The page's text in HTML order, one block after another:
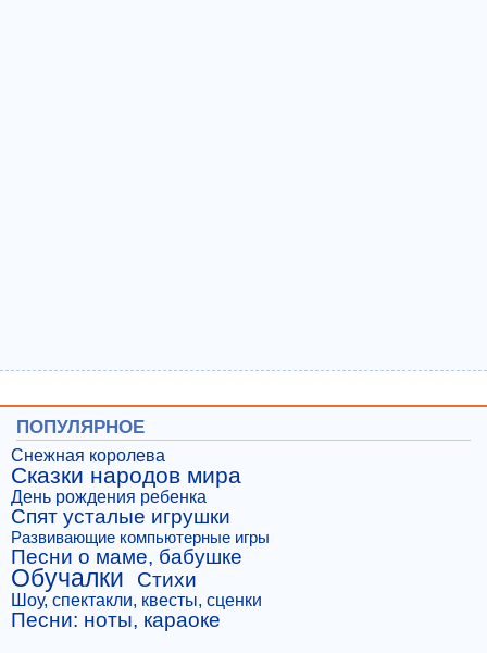
ПОПУЛЯРНОЕ
Снежная королева
Сказки народов мира
День рождения ребенка
Спят усталые игрушки
Развивающие компьютерные игры
Песни о маме, бабушке
Обучалки Стихи
Шоу, спектакли, квесты, сценки
Песни: ноты, караоке